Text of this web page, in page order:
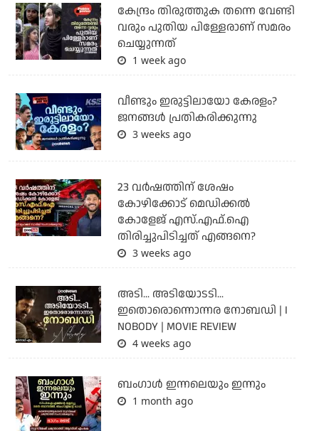
കേന്ദ്രം തിരുത്തുക തന്നെ വേണ്ടി
വരും പുതിയ പിള്ളേരാണ് സമരം
ചെയ്യുന്നത്
1 week ago
വീണ്ടും ഇരുട്ടിലായോ കേരളം?
ജനങ്ങൾ പ്രതികരിക്കുന്നു
3 weeks ago
23 വർഷത്തിന് ശേഷം
കോഴിക്കോട് മെഡിക്കൽ
കോളേജ് എസ്.എഫ്.ഐ
തിരിച്ചുപിടിച്ചത് എങ്ങനെ?
3 weeks ago
അടി... അടിയോടടി...
ഇതൊരൊന്നൊന്നര നോബഡി | I
NOBODY | MOVIE REVIEW
4 weeks ago
ബംഗാള്‍ ഇന്നലെയും ഇന്നും
1 month ago